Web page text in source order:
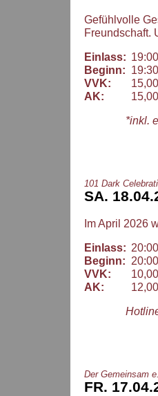
Gefühlvolle
Freundschaft.
Einlass:
Beginn:
VVK:
AK:
*inkl.
101 Dark
SA.
Im April 2026
Einlass:
Beginn:
VVK:
AK:
Der Gemeinsam
FR.